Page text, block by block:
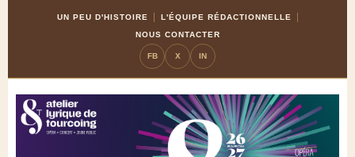
UN PEU D'HISTOIRE
L'ÉQUIPE RÉDACTIONNELLE
NOUS CONTACTER
FB X IN